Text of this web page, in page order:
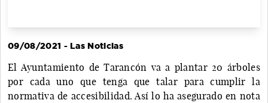
09/08/2021 - Las Noticias
El Ayuntamiento de Tarancón va a plantar 20 árboles
por cada uno que tenga que talar para cumplir la
normativa de accesibilidad. Así lo ha asegurado en nota